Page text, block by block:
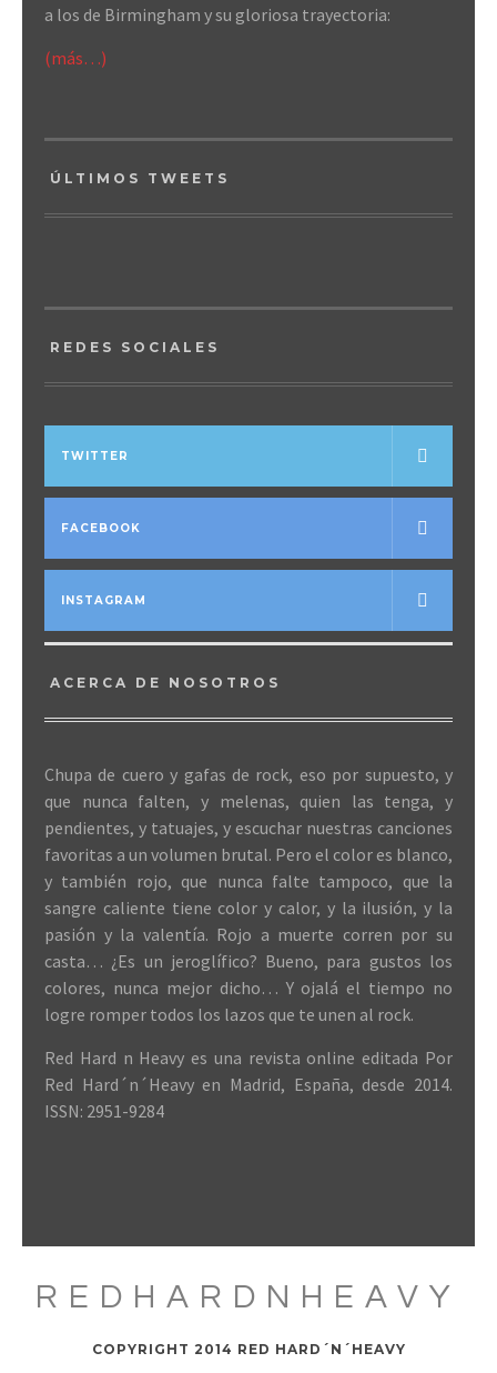
a los de Birmingham y su gloriosa trayectoria:
(más…)
ÚLTIMOS TWEETS
REDES SOCIALES
TWITTER
FACEBOOK
INSTAGRAM
ACERCA DE NOSOTROS
Chupa de cuero y gafas de rock, eso por supuesto, y
que nunca falten, y melenas, quien las tenga, y
pendientes, y tatuajes, y escuchar nuestras canciones
favoritas a un volumen brutal. Pero el color es blanco,
y también rojo, que nunca falte tampoco, que la
sangre caliente tiene color y calor, y la ilusión, y la
pasión y la valentía. Rojo a muerte corren por su
casta… ¿Es un jeroglífico? Bueno, para gustos los
colores, nunca mejor dicho… Y ojalá el tiempo no
logre romper todos los lazos que te unen al rock.
Red Hard n Heavy es una revista online editada Por
Red Hard´n´Heavy en Madrid, España, desde 2014.
ISSN: 2951-9284
REDHARDNHEAVY
COPYRIGHT 2014 RED HARD´N´HEAVY